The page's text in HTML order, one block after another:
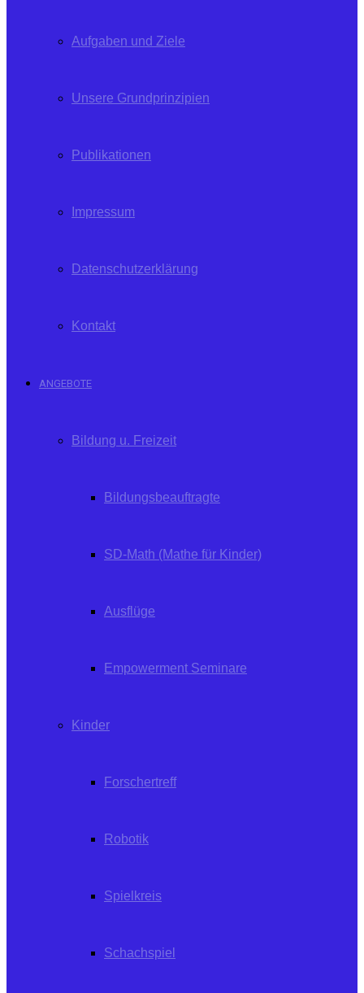
Aufgaben und Ziele
Unsere Grundprinzipien
Publikationen
Impressum
Datenschutzerklärung
Kontakt
ANGEBOTE
Bildung u. Freizeit
Bildungsbeauftragte
SD-Math (Mathe für Kinder)
Ausflüge
Empowerment Seminare
Kinder
Forschertreff
Robotik
Spielkreis
Schachspiel